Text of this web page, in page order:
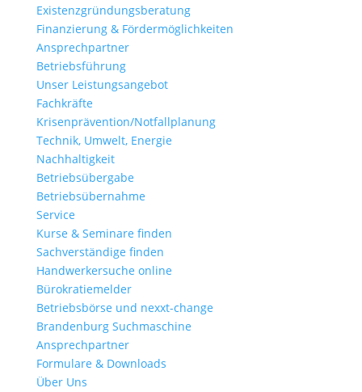
Existenzgründungsberatung
Finanzierung & Fördermöglichkeiten
Ansprechpartner
Betriebsführung
Unser Leistungsangebot
Fachkräfte
Krisenprävention/Notfallplanung
Technik, Umwelt, Energie
Nachhaltigkeit
Betriebsübergabe
Betriebsübernahme
Service
Kurse & Seminare finden
Sachverständige finden
Handwerkersuche online
Bürokratiemelder
Betriebsbörse und nexxt-change
Brandenburg Suchmaschine
Ansprechpartner
Formulare & Downloads
Über Uns